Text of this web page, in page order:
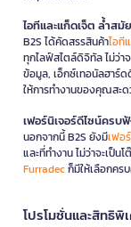
ไอทีและแก็ดเจ็ต ล้ำส
B2S ได้คัดสรรสินค้าไอที
ทุกไลฟ์สไตล์ดิจิทัล ไม่ว่า
ข้อมูล, เอ็กซ์เทอนัลฮาร์
ให้การทำงานของคุณสะ
เฟอร์นิเจอร์ดีไซน์ครบ
นอกจากนี้ B2S ยังมีเฟอ
และที่ทำงาน ไม่ว่าจะเป็น
Furradecก็มีให้เลือกคร
โปรโมชั่นและสิทธิพิ